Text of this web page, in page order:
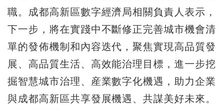
職。成都高新區數字經濟局相關負責人表示，
下一步，將在實踐中不斷修正完善城市機會清
單的發佈機制和內容迭代，聚焦實現高品質發
展、高品質生活、高效能治理目標，進一步挖
掘智慧城市治理、産業數字化機遇，助力企業
與成都高新區共享發展機遇、共謀美好未來。